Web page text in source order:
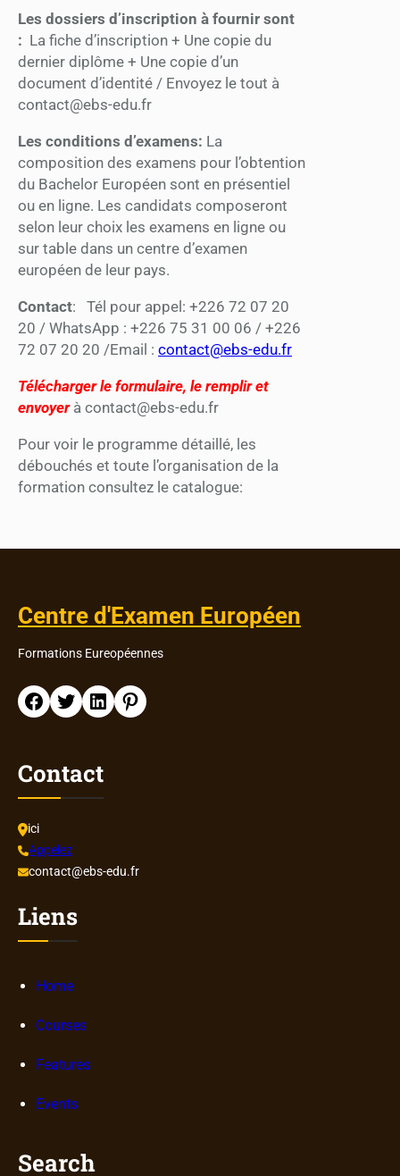
Les dossiers d’inscription à fournir sont
: La fiche d’inscription + Une copie du
dernier diplôme + Une copie d’un
document d’identité / Envoyez le tout à
contact@ebs-edu.fr
Les conditions d’examens: La
composition des examens pour l’obtention
du Bachelor Européen sont en présentiel
ou en ligne. Les candidats composeront
selon leur choix les examens en ligne ou
sur table dans un centre d’examen
européen de leur pays.
Contact: Tél pour appel: +226 72 07 20
20 / WhatsApp : +226 75 31 00 06 / +226
72 07 20 20 /Email : contact@ebs-edu.fr
Télécharger le formulaire, le remplir et
envoyerà contact@ebs-edu.fr
Pour voir le programme détaillé, les
débouchés et toute l’organisation de la
formation consultez le catalogue:
Centre d'Examen Européen
Formations Eureopéennes
Facebook Twitter LinkedIn Pinterest
Contact
ici
Appelez
contact@ebs-edu.fr
Liens
Home
Courses
Features
Events
Search